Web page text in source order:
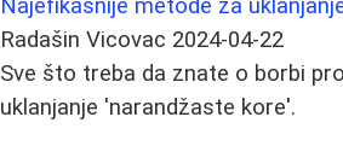
Najefikasnije metode za
Radašin Vicovac 2024-04-22
Sve što treba da znate o borbi
uklanjanje 'narandžaste kore'.